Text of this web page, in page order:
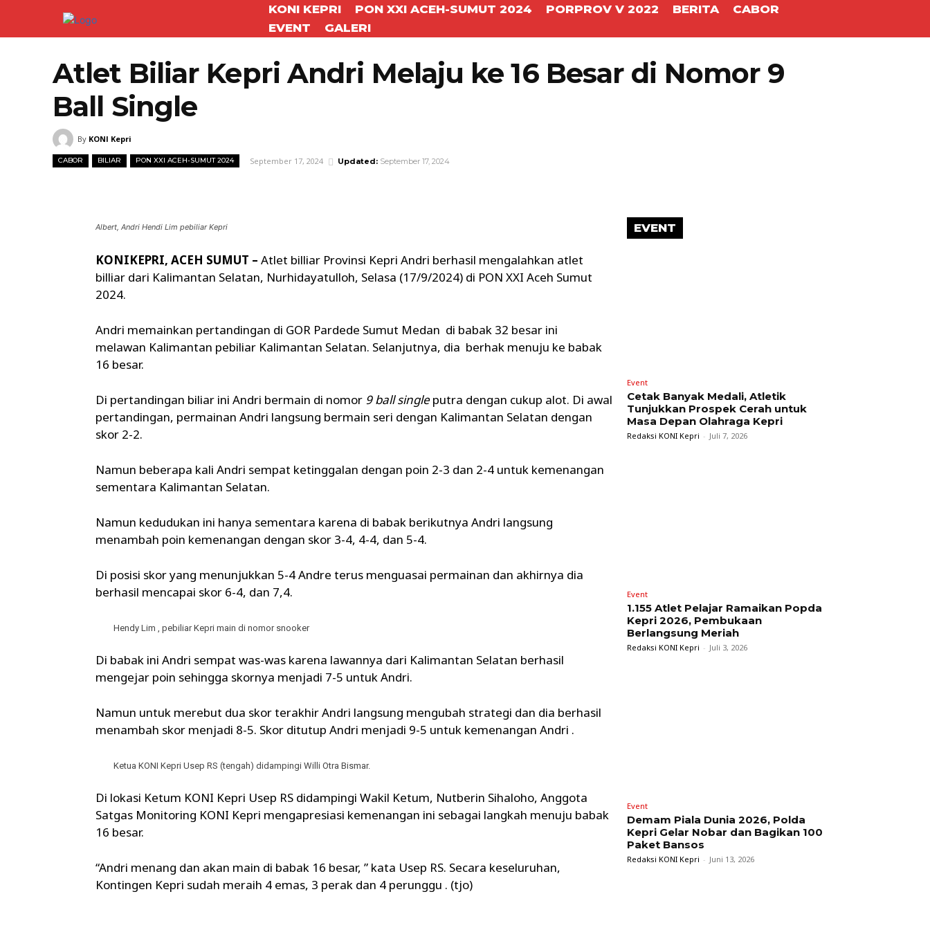
KONI KEPRI PON XXI ACEH-SUMUT 2024 PORPROV V 2022 BERITA
CABOR
EVENT
GALERI
Atlet Biliar Kepri Andri Melaju ke 16 Besar di Nomor 9
Ball Single
By KONI Kepri
CABOR BILIAR PON XXI ACEH-SUMUT 2024 September 17, 2024 Updated: September 17, 2024
Albert, Andri Hendi Lim pebiliar Kepri
KONIKEPRI, ACEH SUMUT – Atlet billiar Provinsi Kepri Andri berhasil mengalahkan atlet
billiar dari Kalimantan Selatan, Nurhidayatulloh, Selasa (17/9/2024) di PON XXI Aceh Sumut
2024.
Andri memainkan pertandingan di GOR Pardede Sumut Medan di babak 32 besar ini
melawan Kalimantan pebiliar Kalimantan Selatan. Selanjutnya, dia berhak menuju ke babak
16 besar.
Di pertandingan biliar ini Andri bermain di nomor 9 ball singleputra dengan cukup alot. Di awal
pertandingan, permainan Andri langsung bermain seri dengan Kalimantan Selatan dengan
skor 2-2.
Namun beberapa kali Andri sempat ketinggalan dengan poin 2-3 dan 2-4 untuk kemenangan
sementara Kalimantan Selatan.
Namun kedudukan ini hanya sementara karena di babak berikutnya Andri langsung
menambah poin kemenangan dengan skor 3-4, 4-4, dan 5-4.
Di posisi skor yang menunjukkan 5-4 Andre terus menguasai permainan dan akhirnya dia
berhasil mencapai skor 6-4, dan 7,4.
Hendy Lim , pebiliar Kepri main di nomor snooker
Di babak ini Andri sempat was-was karena lawannya dari Kalimantan Selatan berhasil
mengejar poin sehingga skornya menjadi 7-5 untuk Andri.
Namun untuk merebut dua skor terakhir Andri langsung mengubah strategi dan dia berhasil
menambah skor menjadi 8-5. Skor ditutup Andri menjadi 9-5 untuk kemenangan Andri .
Ketua KONI Kepri Usep RS (tengah) didampingi Willi Otra Bismar.
Di lokasi Ketum KONI Kepri Usep RS didampingi Wakil Ketum, Nutberin Sihaloho, Anggota
Satgas Monitoring KONI Kepri mengapresiasi kemenangan ini sebagai langkah menuju babak
16 besar.
“Andri menang dan akan main di babak 16 besar, ” kata Usep RS. Secara keseluruhan,
Kontingen Kepri sudah meraih 4 emas, 3 perak dan 4 perunggu . (tjo)
EVENT
Event
Cetak Banyak Medali, Atletik
Tunjukkan Prospek Cerah untuk
Masa Depan Olahraga Kepri
Redaksi KONI Kepri - Juli 7, 2026
Event
1.155 Atlet Pelajar Ramaikan Popda
Kepri 2026, Pembukaan
Berlangsung Meriah
Redaksi KONI Kepri - Juli 3, 2026
Event
Demam Piala Dunia 2026, Polda
Kepri Gelar Nobar dan Bagikan 100
Paket Bansos
Redaksi KONI Kepri - Juni 13, 2026